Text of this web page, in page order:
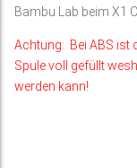
Bambu Lab beim X1
Achtung: Bei ABS ist
Spule voll gefüllt
werden kann!